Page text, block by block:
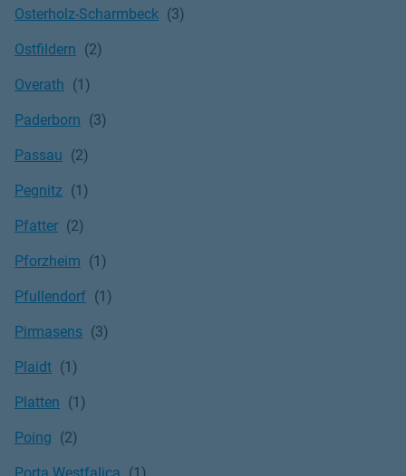
Osterholz-Scharmbeck
Ostfildern
Overath
Paderborn
Passau
Pegnitz
Pfatter
Pforzheim
Pfullendorf
Pirmasens
Plaidt
Platten
Poing
Porta Westfalica